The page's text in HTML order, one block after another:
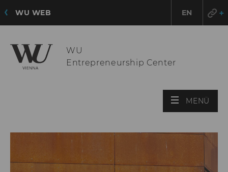
WU WEB EN
WU
Entrepreneurship Center
MENÜ